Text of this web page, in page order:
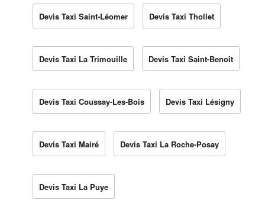
Devis Taxi Saint-Léomer Devis Taxi Thollet
Devis Taxi La Trimouille Devis Taxi Saint-Benoît
Devis Taxi Coussay-Les-Bois Devis Taxi Lésigny
Devis Taxi Mairé Devis Taxi La Roche-Posay
Devis Taxi La Puye